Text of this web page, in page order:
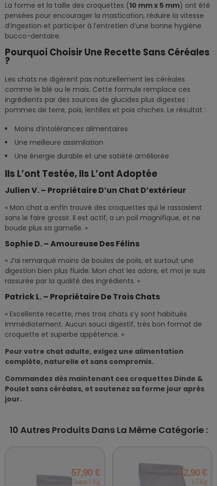
La forme et la taille des croquettes (10 mm x 5 mm) ont été
pensées pour encourager la mastication, réduire la vitesse
d’ingestion et participer à l’entretien d’une bonne hygiène
bucco-dentaire.
Pourquoi Choisir Une Recette Sans Céréales
?
Les chats ne digèrent pas naturellement les céréales
comme le blé ou le maïs. Cette formule remplace ces
ingrédients par des sources de glucides plus digestes :
pommes de terre, pois, lentilles et pois chiches. Le résultat :
Moins d’intolérances alimentaires
Une meilleure assimilation
Une énergie durable et une satiété améliorée
Ils L’ont Testée, Ils L’ont Adoptée
Julien V. – Propriétaire D’un Chat D’extérieur
« Mon chat a enfin trouvé des croquettes qui le rassasient
sans le faire grossir. Il est actif, a un poil magnifique, et ne
boude plus sa gamelle. »
Sophie D. – Amoureuse Des Félins
« J’ai remarqué moins de boules de poils, et surtout une
digestion bien plus fluide. Mon chat les adore, et moi je suis
rassurée par la qualité des ingrédients. »
Patrick L. – Propriétaire De Trois Chats
« Excellente recette, mes trois chats s’y sont habitués
immédiatement. Aucun souci digestif, très bon format de
croquette et superbe appétence. »
Pour votre chat adulte, exigez une alimentation
complète, naturelle et sans compromis.
Commandez dès maintenant ces croquettes Dinde &
Poulet sans céréales, et soutenez sa forme jour après
jour.
10 Autres Produits Dans La Même Catégorie :
57,90 €
Chaton 5 Kg
22,90 €
1.5 Kg